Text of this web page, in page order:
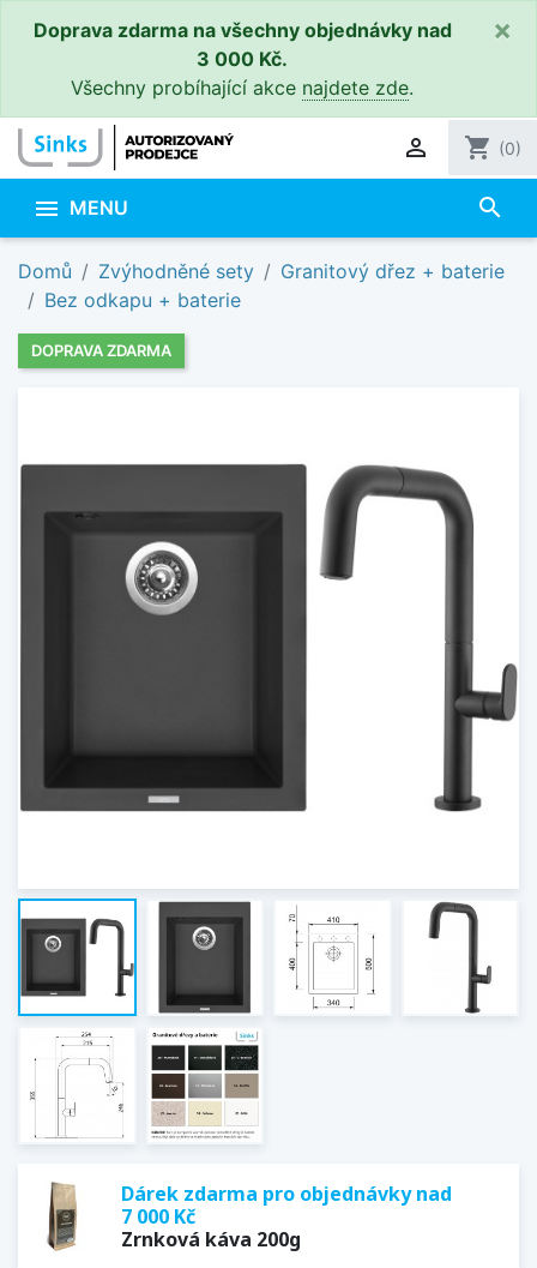
Doprava zdarma na všechny objednávky nad
3 000 Kč.
Všechny probíhající akce najdete zde.
×
 shopping_cart (0)
 MENU search
Domů Zvýhodněné sety
Granitový dřez + baterie
Bez odkapu + baterie
DOPRAVA ZDARMA
Dárek zdarma pro objednávky nad
7 000 Kč
Zrnková káva 200g